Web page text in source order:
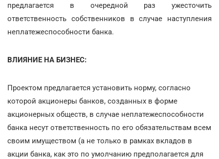
предлагается в очередной раз ужесточить
ответственность собственников в случае наступления
неплатежеспособности банка.
ВЛИЯНИЕ НА БИЗНЕС:
Проектом предлагается установить норму, согласно
которой акционеры банков, созданных в форме
акционерных обществ, в случае неплатежеспособности
банка несут ответственность по его обязательствам всем
своим имуществом (а не только в рамках вкладов в
акции банка, как это по умолчанию предполагается для